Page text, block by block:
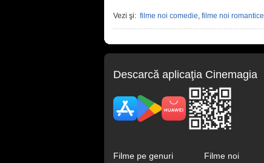
Vezi şi: filme noi comedie, filme noi romantice
Descarcă aplicaţia Cinemagia
Filme pe genuri Filme noi